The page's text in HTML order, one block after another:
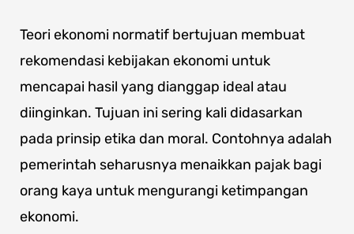
Teori ekonomi normatif bertujuan membuat
rekomendasi kebijakan ekonomi untuk
mencapai hasil yang dianggap ideal atau
diinginkan. Tujuan ini sering kali didasarkan
pada prinsip etika dan moral. Contohnya adalah
pemerintah seharusnya menaikkan pajak bagi
orang kaya untuk mengurangi ketimpangan
ekonomi.